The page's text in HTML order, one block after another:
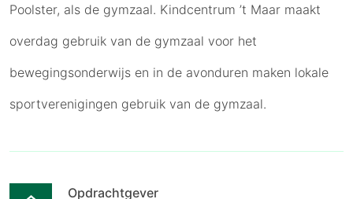
Poolster, als de gymzaal. Kindcentrum ’t Maar maakt
overdag gebruik van de gymzaal voor het
bewegingsonderwijs en in de avonduren maken lokale
sportverenigingen gebruik van de gymzaal.
Opdrachtgever